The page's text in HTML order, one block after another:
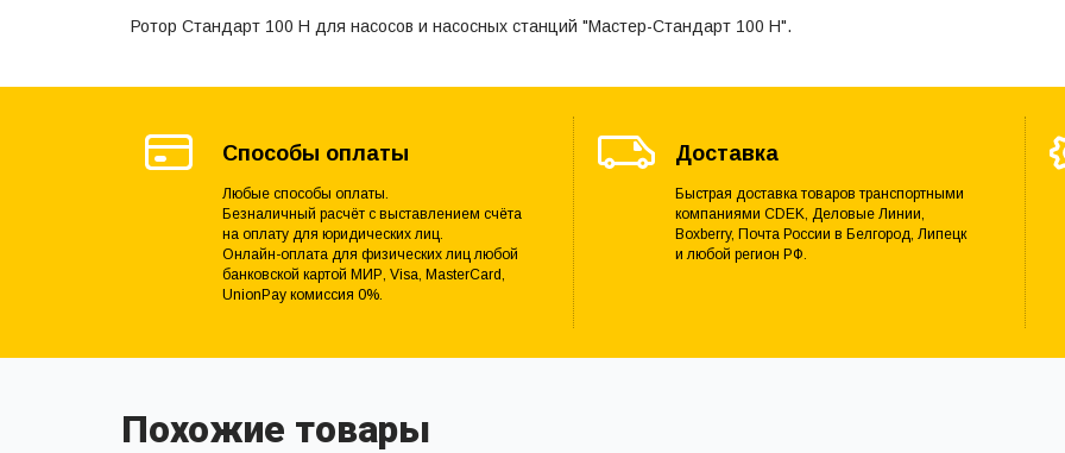
Ротор Стандарт 100 Н для насосов и насосных станций "Мастер-Стандарт 100 Н".
Способы оплаты
Любые способы оплаты.
Безналичный расчёт с выставлением счёта
на оплату для юридических лиц.
Онлайн-оплата для физических лиц любой
банковской картой МИР, Visa, MasterCard,
UnionPay комиссия 0%.
Доставка
Быстрая доставка товаров транспортными
компаниями CDEK, Деловые Линии,
Boxberry, Почта России в Белгород, Липецк
и любой регион РФ.
Похожие товары